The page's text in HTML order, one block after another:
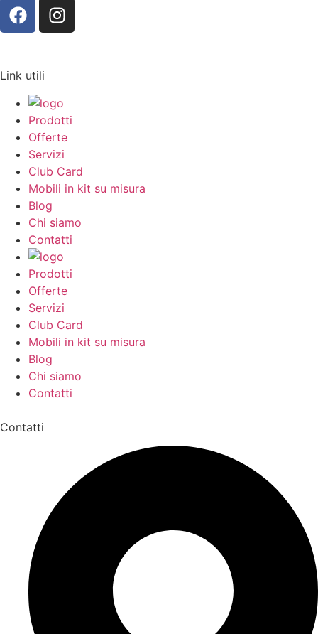
Link utili
Prodotti
Offerte
Servizi
Club Card
Mobili in kit su misura
Blog
Chi siamo
Contatti
Prodotti
Offerte
Servizi
Club Card
Mobili in kit su misura
Blog
Chi siamo
Contatti
Contatti